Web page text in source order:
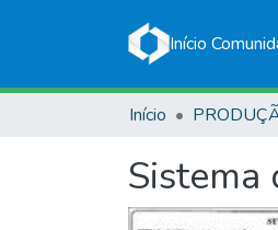
Início
Início
Sistema